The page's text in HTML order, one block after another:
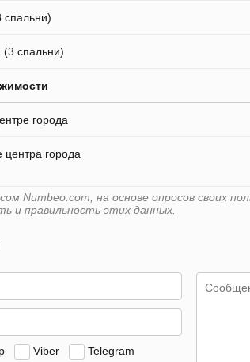
спальни)
(3 спальни)
города
центра города
Numbeo.com, на основе опросов своих
и правильность этих данных.
Viber Telegram